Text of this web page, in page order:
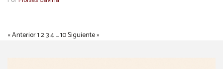
« Anterior1234…10Siguiente »